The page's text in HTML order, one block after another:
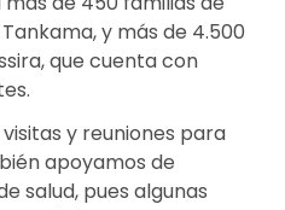
y más de 4.500
que cuenta con
y reuniones para
apoyamos de
salud, pues algunas